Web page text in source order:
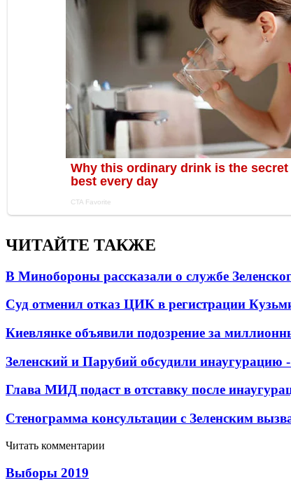
ЧИТАЙТЕ ТАКЖЕ
В Минобороны рассказали о службе
Суд отменил отказ ЦИК в регистрации
Киевлянке объявили подозрение за
Зеленский и Парубий обсудили
Глава МИД подаст в отставку после
Стенограмма консультации с Зеленским
Читать комментарии
Выборы 2019